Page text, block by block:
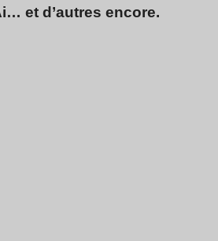
et d’autres encore.